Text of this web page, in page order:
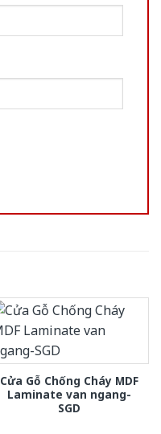
Cửa Gỗ Chống Cháy MDF
Laminate van ngang-
SGD